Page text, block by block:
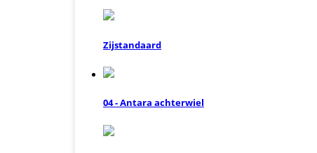
Zijstandaard
04 - Antara achterwiel